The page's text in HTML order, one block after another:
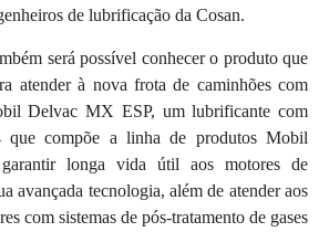
de lubrificação da Cosan.
será possível conhecer o produto que
atender à nova frota de caminhões com
Delvac MX ESP, um lubrificante com
que compõe a linha de produtos Mobil
longa vida útil aos motores de
avançada tecnologia, além de atender aos
com sistemas de pós-tratamento de gases